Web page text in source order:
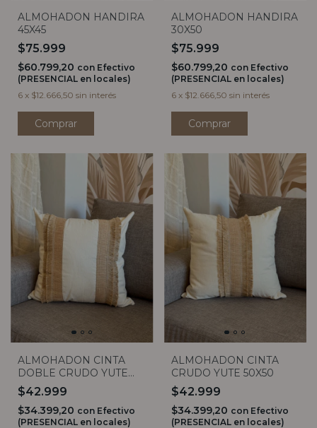
ALMOHADON HANDIRA
45X45
$75.999
$60.799,20 con Efectivo
(PRESENCIAL en locales)
6 x $12.666,50 sin interés
Comprar
ALMOHADON HANDIRA
30X50
$75.999
$60.799,20 con Efectivo
(PRESENCIAL en locales)
6 x $12.666,50 sin interés
Comprar
ALMOHADON CINTA
DOBLE CRUDO YUTE
50X50
$42.999
$34.399,20 con Efectivo
(PRESENCIAL en locales)
ALMOHADON CINTA
CRUDO YUTE 50X50
$42.999
$34.399,20 con Efectivo
(PRESENCIAL en locales)